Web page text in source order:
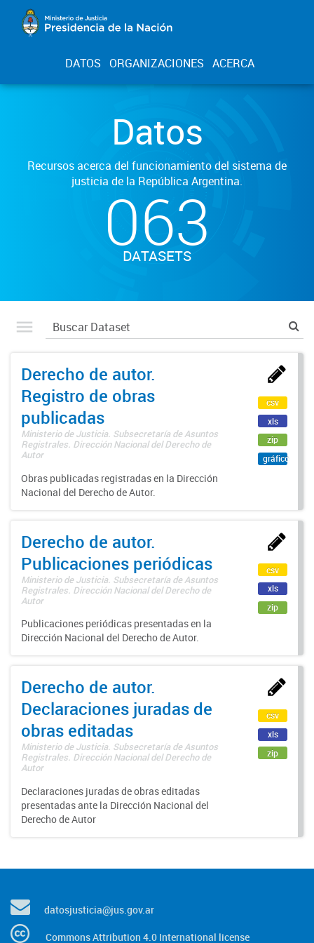
DATOS ORGANIZACIONES ACERCA
Datos
Recursos acerca del funcionamiento del sistema de
justicia de la República Argentina.
063
DATASETS
Derecho de autor.
Registro de obras
publicadas
Ministerio de Justicia. Subsecretaría de Asuntos
Registrales. Dirección Nacional del Derecho de
Autor
Obras publicadas registradas en la Dirección
Nacional del Derecho de Autor.
csv
xls
zip
gráfico
Derecho de autor.
Publicaciones periódicas
Ministerio de Justicia. Subsecretaría de Asuntos
Registrales. Dirección Nacional del Derecho de
Autor
Publicaciones periódicas presentadas en la
Dirección Nacional del Derecho de Autor.
csv
xls
zip
Derecho de autor.
Declaraciones juradas de
obras editadas
Ministerio de Justicia. Subsecretaría de Asuntos
Registrales. Dirección Nacional del Derecho de
Autor
Declaraciones juradas de obras editadas
presentadas ante la Dirección Nacional del
Derecho de Autor
csv
xls
zip
datosjusticia@jus.gov.ar
Commons Attribution 4.0 International license